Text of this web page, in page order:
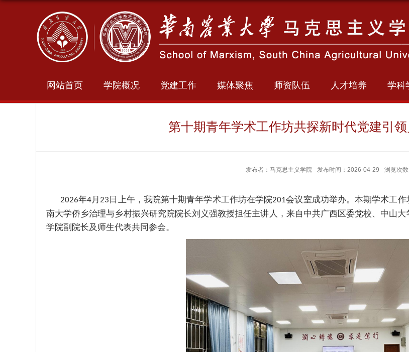
网站首页 学院概况 党建工作 媒体聚焦 师资队伍 人才培养 学科
第十期青年学术工作坊共探新时代党建引
发布者：马克思主义学院 发布时间：2026-04-29 浏览次数
2026年4月23 日 上午，我院第十期青年学术工作坊在学院201会议室成功举办。本期学术工作
南大学侨乡治理与乡村振兴研究院院长刘义强教授担任主讲人，来自中共广西区委党校、中山
学院副院长及师生代表共同参会。